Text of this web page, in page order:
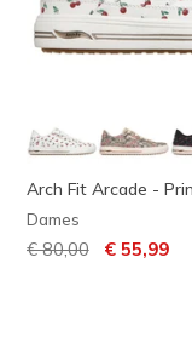
Arch Fit Arcade -
Dames
Prijs verlaagd van
€ 80,00naar
€ 55,99